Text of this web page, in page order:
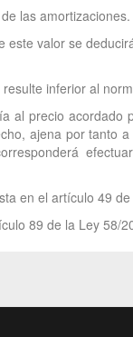
las amortizaciones.
valor se
inferior al
al precio
ajena por tanto
en el artículo 49
89 de la Ley 58/